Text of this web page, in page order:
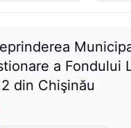
a Fondului
din Chişinău